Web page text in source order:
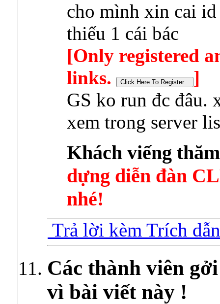
cho mình xin cai id
thiếu 1 cái bác
[Only registered
links.
]
GS ko run đc đâu.
xem trong server
Khách viếng
dựng diễn đàn
nhé!
Trả lời kèm Trích dẫn
Các thành viên
vì bài viết này !